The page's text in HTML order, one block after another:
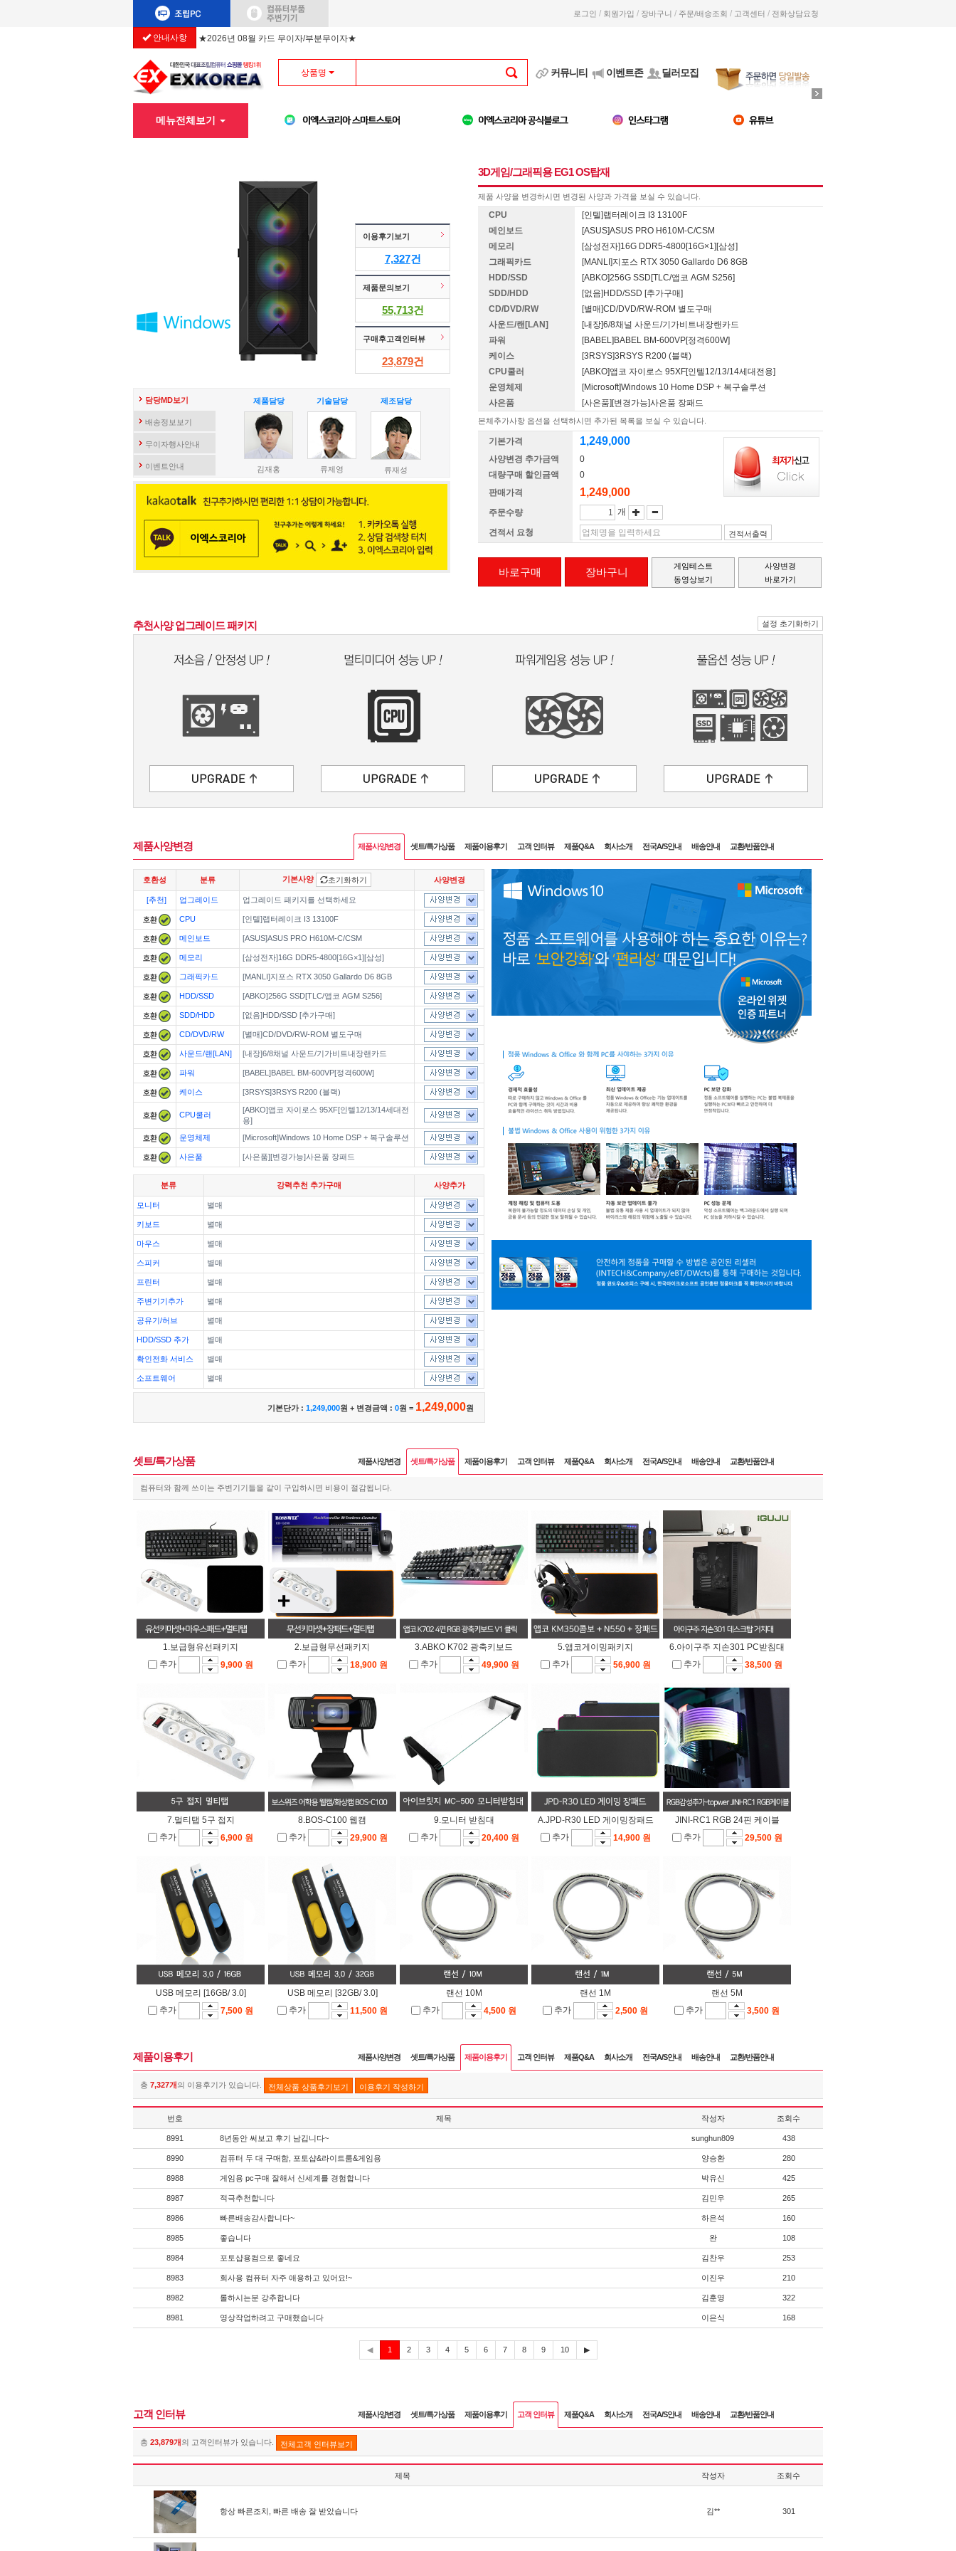
로그인 / 회원가입 / 장바구니 / 주문/배송조회 / 고객센터 / 전화상담요청
안내사항 ★2026년 08월 카드 무이자/부분무이자★
상품명 커뮤니티 이벤트존 딜러모집
메뉴전체보기
이용후기보기
7,327건
제품문의보기
55,713건
구매후고객인터뷰
23,879건
담당MD보기
배송정보보기
무이자행사안내
이벤트안내
제품담당
김재홍
기술담당
류제영
제조담당
류재성
3D게임/그래픽용 EG1 OS탑재
제품 사양을 변경하시면 변경된 사양과 가격을 보실 수 있습니다.
CPU
[인텔]랩터레이크 I3 13100F
메인보드
[ASUS]ASUS PRO H610M-C/CSM
메모리
[삼성전자]16G DDR5-4800[16G×1][삼성]
그래픽카드
[MANLI]지포스 RTX 3050 Gallardo D6 8GB
HDD/SSD
[ABKO]256G SSD[TLC/앱코 AGM S256]
SDD/HDD
[없음]HDD/SSD [추가구매]
CD/DVD/RW
[별매]CD/DVD/RW-ROM 별도구매
사운드/랜[LAN]
[내장]6/8채널 사운드/기가비트내장랜카드
파워
[BABEL]BABEL BM-600VP[정격600W]
케이스
[3RSYS]3RSYS R200 (블랙)
CPU쿨러
[ABKO]앱코 자이로스 95XF[인텔12/13/14세대전용]
운영체제
[Microsoft]Windows 10 Home DSP + 복구솔루션
사은품
[사은품][변경가능]사은품 장패드
본체추가사항 옵션을 선택하시면 추가된 목록을 보실 수 있습니다.
기본가격 1,249,000
사양변경 추가금액
0
대량구매 할인금액
0
판매가격
1,249,000
주문수량 개
견적서 요청 견적서출력
바로구매 장바구니
게임테스트
동영상보기
사양변경
바로가기
추천사양 업그레이드 패키지 설정 초기화하기
제품사양변경 제품사양변경 셋트/특가상품 제품이용후기 고객 인터뷰 제품Q&A 회사소개 전국A/S안내 배송안내 교환/반품안내
호환성 분류 기본사양 초기화하기 사양변경
[추천] 업그레이드 업그레이드 패키지를 선택하세요
CPU [인텔]랩터레이크 I3 13100F
메인보드 [ASUS]ASUS PRO H610M-C/CSM
메모리 [삼성전자]16G DDR5-4800[16G×1][삼성]
그래픽카드 [MANLI]지포스 RTX 3050 Gallardo D6 8GB
HDD/SSD [ABKO]256G SSD[TLC/앱코 AGM S256]
SDD/HDD [없음]HDD/SSD [추가구매]
CD/DVD/RW [별매]CD/DVD/RW-ROM 별도구매
사운드/랜[LAN] [내장]6/8채널 사운드/기가비트내장랜카드
파워 [BABEL]BABEL BM-600VP[정격600W]
케이스 [3RSYS]3RSYS R200 (블랙)
CPU쿨러
[ABKO]앱코 자이로스 95XF[인텔12/13/14세대전
용]
운영체제
[Microsoft]Windows 10 Home DSP + 복구솔루션
사은품 [사은품][변경가능]사은품 장패드
분류 강력추천 추가구매 사양추가
모니터 별매
키보드 별매
마우스 별매
스피커 별매
프린터 별매
주변기기추가 별매
공유기/허브 별매
HDD/SSD 추가 별매
확인전화 서비스 별매
소프트웨어 별매
기본단가 : 1,249,000원 + 변경금액 : 0원 = 1,249,000원
셋트/특가상품 제품사양변경 셋트/특가상품 제품이용후기 고객 인터뷰 제품Q&A 회사소개 전국A/S안내 배송안내 교환/반품안내
컴퓨터와 함께 쓰이는 주변기기들을 같이 구입하시면 비용이 절감됩니다.
1.보급형유선패키지
추가
9,900 원
2.보급형무선패키지
추가
18,900 원
3.ABKO K702 광축키보드
추가
49,900 원
5.앱코게이밍패키지
추가
56,900 원
6.아이구주 지손301 PC받침대
추가
38,500 원
7.멀티탭 5구 접지
추가
6,900 원
8.BOS-C100 웹캠
추가
29,900 원
9.모니터 받침대
추가
20,400 원
A.JPD-R30 LED 게이밍장패드
추가
14,900 원
JINI-RC1 RGB 24핀 케이블
추가
29,500 원
USB 메모리 [16GB/ 3.0]
추가
7,500 원
USB 메모리 [32GB/ 3.0]
추가
11,500 원
랜선 10M
추가
4,500 원
랜선 1M
추가
2,500 원
랜선 5M
추가
3,500 원
제품이용후기 제품사양변경 셋트/특가상품 제품이용후기 고객 인터뷰 제품Q&A 회사소개 전국A/S안내 배송안내 교환/반품안내
총 7,327개의 이용후기가 있습니다. 전체상품 상품후기보기 이용후기 작성하기
번호 제목 작성자 조회수
8991 8년동안 써보고 후기 남깁니다~ sunghun809 438
8990 컴퓨터 두 대 구매함, 포토샵&라이트룸&게임용 양승환 280
8988 게임용 pc구매 잘해서 신세계를 경험합니다 박유신 425
8987 적극추천합니다 김민우 265
8986 빠른배송감사합니다~ 하은석 160
8985 좋습니다 완 108
8984 포토샵용컴으로 좋네요 김찬우 253
8983 회사용 컴퓨터 자주 애용하고 있어요!~ 이진우 210
8982 롤하시는분 강추합니다 김훈영 322
8981 영상작업하려고 구매했습니다 이은식 168
◀ 1
재
2 3 4 5 6 7 8 9 10 ▶
고객 인터뷰 제품사양변경 셋트/특가상품 제품이용후기 고객 인터뷰 제품Q&A 회사소개 전국A/S안내 배송안내 교환/반품안내
총 23,879개의 고객인터뷰가 있습니다. 전체고객 인터뷰보기
제목 작성자 조회수
항상 빠른조치, 빠른 배송 잘 받았습니다 김** 301